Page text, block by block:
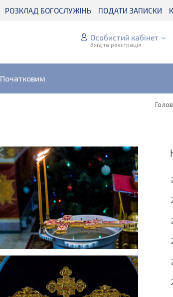
РОЗКЛАД БОГОСЛУЖІНЬ ПОДАТИ ЗАПИСКИ
Особистий кабінет
Вхід та реєстрація
Початковим